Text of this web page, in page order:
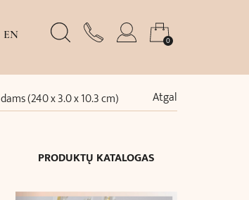
EN 0
(240 x 3.0 x 10.3 cm) Atgal
PRODUKTŲ KATALOGAS